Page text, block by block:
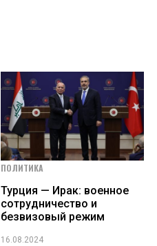
ПОЛИТИКА
Турция — Ирак: военное
сотрудничество и
безвизовый режим
16.08.2024